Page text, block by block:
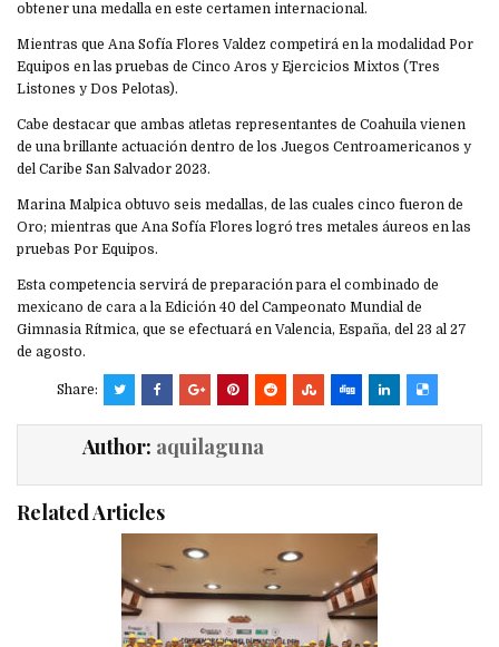
obtener una medalla en este certamen internacional.
Mientras que Ana Sofía Flores Valdez competirá en la modalidad Por
Equipos en las pruebas de Cinco Aros y Ejercicios Mixtos (Tres
Listones y Dos Pelotas).
Cabe destacar que ambas atletas representantes de Coahuila vienen
de una brillante actuación dentro de los Juegos Centroamericanos y
del Caribe San Salvador 2023.
Marina Malpica obtuvo seis medallas, de las cuales cinco fueron de
Oro; mientras que Ana Sofía Flores logró tres metales áureos en las
pruebas Por Equipos.
Esta competencia servirá de preparación para el combinado de
mexicano de cara a la Edición 40 del Campeonato Mundial de
Gimnasia Rítmica, que se efectuará en Valencia, España, del 23 al 27
de agosto.
Share:
Author: aquilaguna
Related Articles